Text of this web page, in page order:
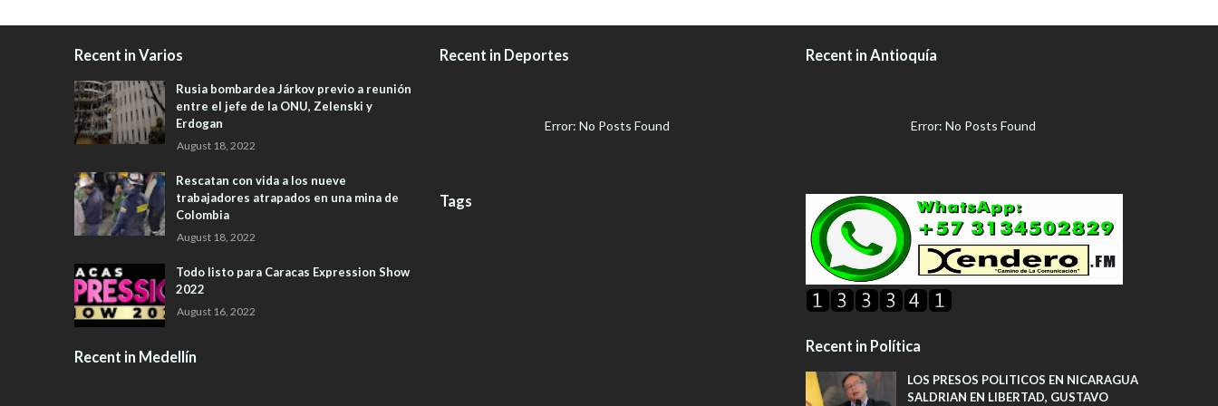
Recent in Varios
Rusia bombardea Járkov previo a reunión
entre el jefe de la ONU, Zelenski y
Erdogan
August 18, 2022
Rescatan con vida a los nueve
trabajadores atrapados en una mina de
Colombia
August 18, 2022
Todo listo para Caracas Expression Show
2022
August 16, 2022
Recent in Medellín
Recent in Deportes
Error: No Posts Found
Tags
Recent in Antioquía
Error: No Posts Found
Recent in Política
LOS PRESOS POLITICOS EN NICARAGUA
SALDRIAN EN LIBERTAD, GUSTAVO